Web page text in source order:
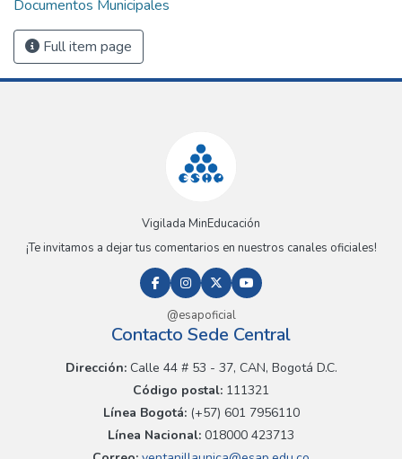
Documentos Municipales
Full item page
Vigilada MinEducación
¡Te invitamos a dejar tus comentarios en nuestros canales oficiales!
@esapoficial
Contacto Sede Central
Dirección:Calle 44 # 53 - 37, CAN, Bogotá D.C.
Código postal: 111321
Línea Bogotá:(+57) 601 7956110
Línea Nacional: 018000 423713